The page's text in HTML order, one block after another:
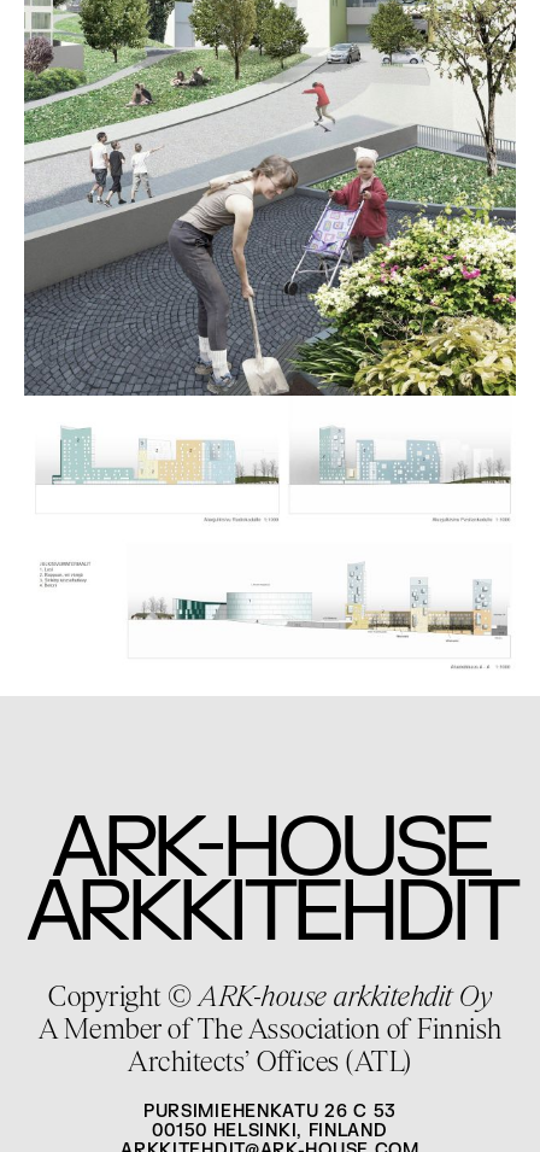
ARK-HOUSE
ARKKITEHDIT
PURSIMIEHENKATU 26 C 53
00150 HELSINKI, FINLAND
Copyright ©ARK-house arkkitehdit Oy
A Member of The Association of Finnish
Architects’ Offices (ATL)